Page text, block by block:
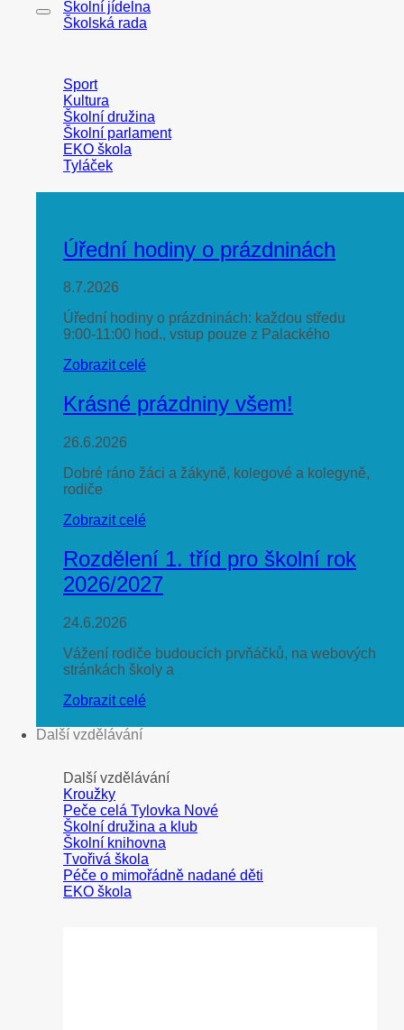
Školní jídelna
Školská rada
Sport
Kultura
Školní družina
Školní parlament
EKO škola
Tyláček
Úřední hodiny o prázdninách
8.7.2026
Úřední hodiny o prázdninách: každou středu
9:00-11:00 hod., vstup pouze z Palackého
Zobrazit celé
Krásné prázdniny všem!
26.6.2026
Dobré ráno žáci a žákyně, kolegové a kolegyně,
rodiče
Zobrazit celé
Rozdělení 1. tříd pro školní rok
2026/2027
24.6.2026
Vážení rodiče budoucích prvňáčků, na webových
stránkách školy a
Zobrazit celé
Další vzdělávání
Další vzdělávání
Kroužky
Peče celá Tylovka
Školní družina a klub
Školní knihovna
Tvořivá škola
Péče o mimořádně nadané děti
EKO škola